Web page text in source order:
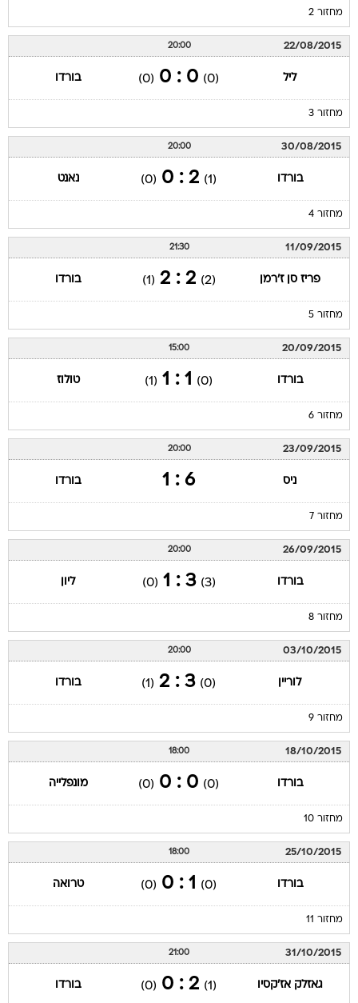
מחזור 2
22/08/2015
20:00
ליל (0)
0 : 0
(0) בורדו
מחזור 3
30/08/2015
20:00
בורדו (1)
2 : 0
(0) נאנט
מחזור 4
11/09/2015
21:30
פריז סן ז'רמן (2)
2 : 2
(1) בורדו
מחזור 5
20/09/2015
15:00
בורדו (0)
1 : 1
(1) טולוז
מחזור 6
23/09/2015
20:00
ניס 6 : 1 בורדו
מחזור 7
26/09/2015
20:00
בורדו (3)
3 : 1
(0) ליון
מחזור 8
03/10/2015
20:00
לוריין (0)
3 : 2
(1) בורדו
מחזור 9
18/10/2015
18:00
בורדו (0)
0 : 0
(0) מונפלייה
מחזור 10
25/10/2015
18:00
בורדו (0)
1 : 0
(0) טרואה
מחזור 11
31/10/2015
21:00
גאזלק אז'קסיו (1)
2 : 0
(0) בורדו